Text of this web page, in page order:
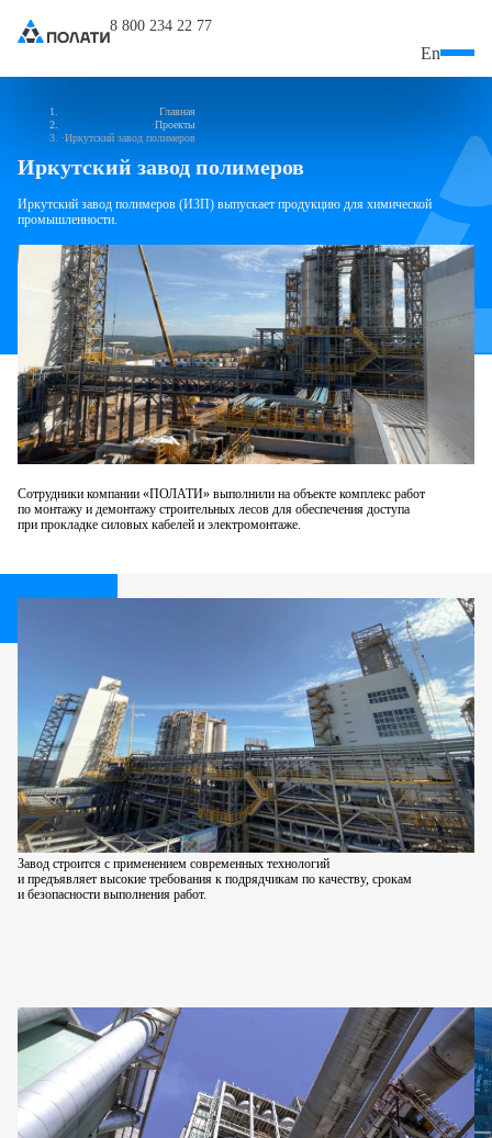
8 800 234 22 77
En
Главная
Проекты
Иркутский завод полимеров
Иркутский завод полимеров
Иркутский завод полимеров (ИЗП) выпускает продукцию для химической
промышленности.
Сотрудники компании «ПОЛАТИ» выполнили на объекте комплекс работ
по монтажу и демонтажу строительных лесов для обеспечения доступа
при прокладке силовых кабелей и электромонтаже.
Завод строится с применением современных технологий
и предъявляет высокие требования к подрядчикам по качеству, срокам
и безопасности выполнения работ.